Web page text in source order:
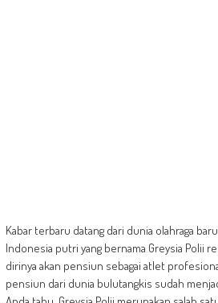
Kabar terbaru datang dari dunia olahraga
Indonesia putri yang bernama Greysia Polii
dirinya akan pensiun sebagai atlet
pensiun dari dunia bulutangkis sudah